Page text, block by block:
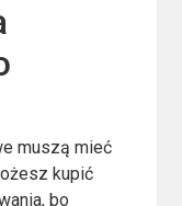
muszą mieć
kupić
bo